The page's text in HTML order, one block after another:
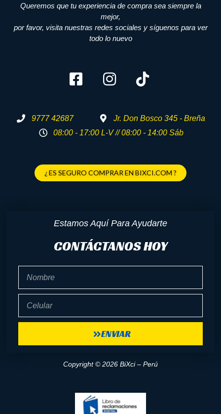
Queremos que tu experiencia de compra sea siempre la
mejor,
por favor, visita nuestras redes sociales y síguenos para ver
todo lo nuevo
9777 42687
Jr. Don Bosco 345 - Breña
08:00 - 17:00 L-V // 08:00 - 14:00 Sáb
¿ ES SEGURO COMPRAR EN BIXCI.COM ?
Estamos Aquí Para Ayudarte
CONTÁCTANOS HOY
ENVIAR
Copyright © 2026 BiXci – Perú